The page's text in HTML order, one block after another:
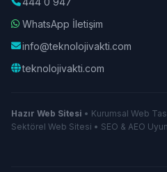
WhatsApp İletişim
info@teknolojivakti.com
teknolojivakti.com
Hazır Web Sitesi • Kurumsal Web
Sektörel Web Sitesi • SEO & AEO